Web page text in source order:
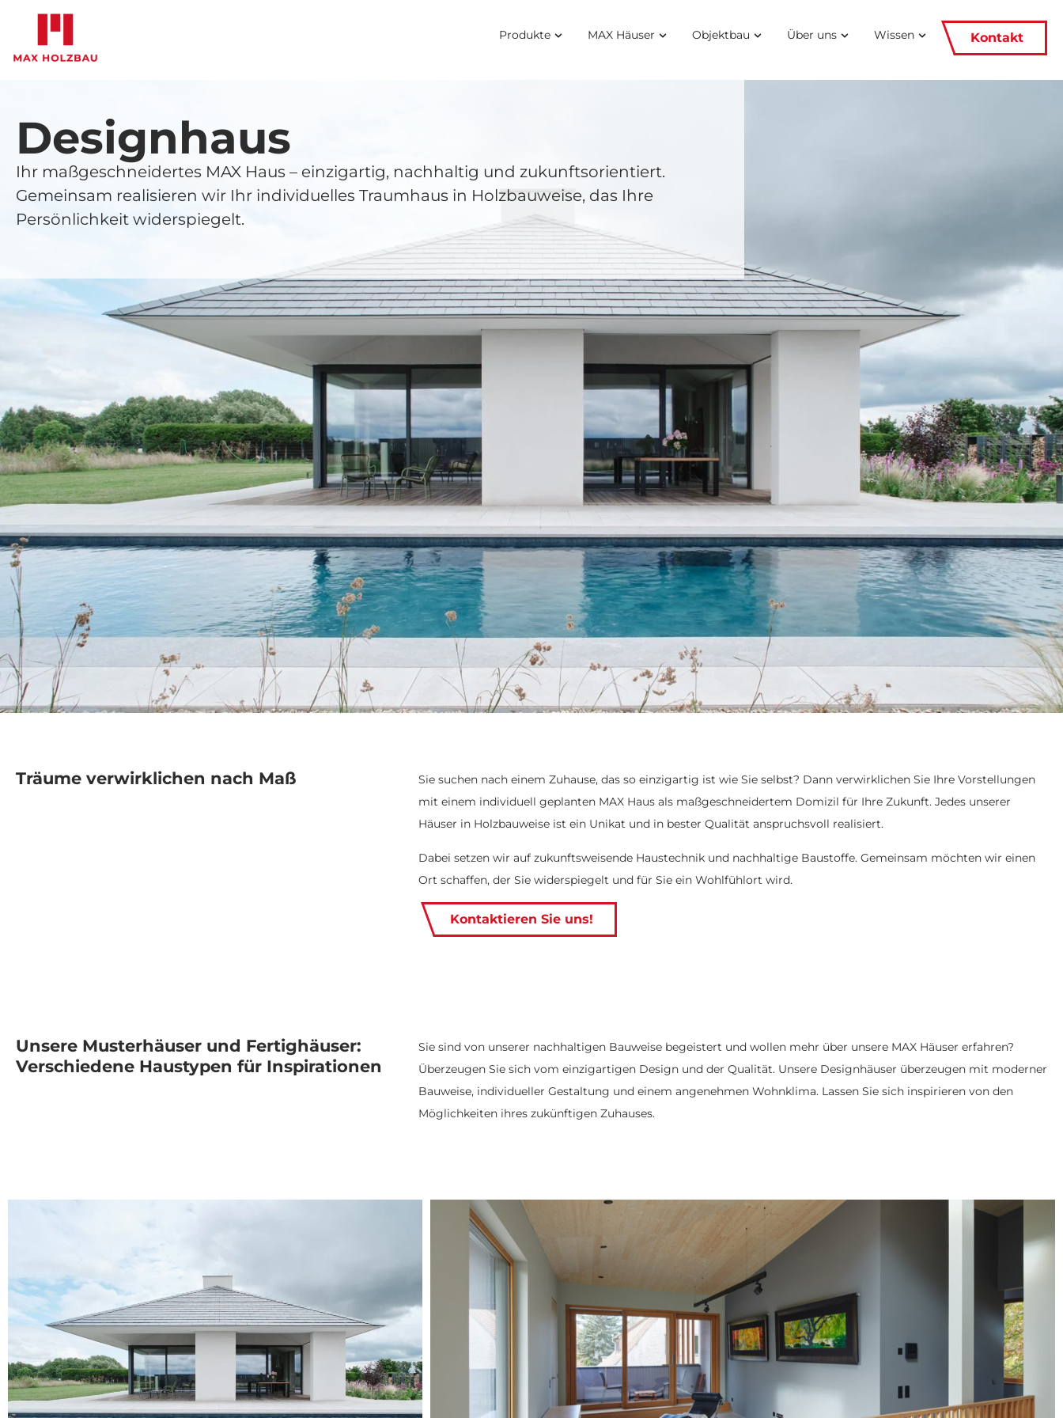
Produkte MAX Häuser Objektbau Über uns Wissen Kontakt
Designhaus
Ihr maßgeschneidertes MAX Haus – einzigartig, nachhaltig und zukunftsorientiert.
Gemeinsam realisieren wir Ihr individuelles Traumhaus in Holzbauweise, das Ihre
Persönlichkeit widerspiegelt.
Träume verwirklichen nach Maß
Sie suchen nach einem Zuhause, das so einzigartig ist wie Sie selbst? Dann verwirklichen Sie Ihre Vorstellungen
mit einem individuell geplanten MAX Haus als maßgeschneidertem Domizil für Ihre Zukunft. Jedes unserer
Häuser in Holzbauweise ist ein Unikat und in bester Qualität anspruchsvoll realisiert.
Dabei setzen wir auf zukunftsweisende Haustechnik und nachhaltige Baustoffe. Gemeinsam möchten wir einen
Ort schaffen, der Sie widerspiegelt und für Sie ein Wohlfühlort wird.
Kontaktieren Sie uns!
Unsere Musterhäuser und Fertighäuser:
Verschiedene Haustypen für Inspirationen
Sie sind von unserer nachhaltigen Bauweise begeistert und wollen mehr über unsere MAX Häuser erfahren?
Überzeugen Sie sich vom einzigartigen Design und der Qualität. Unsere Designhäuser überzeugen mit moderner
Bauweise, individueller Gestaltung und einem angenehmen Wohnklima. Lassen Sie sich inspirieren von den
Möglichkeiten ihres zukünftigen Zuhauses.